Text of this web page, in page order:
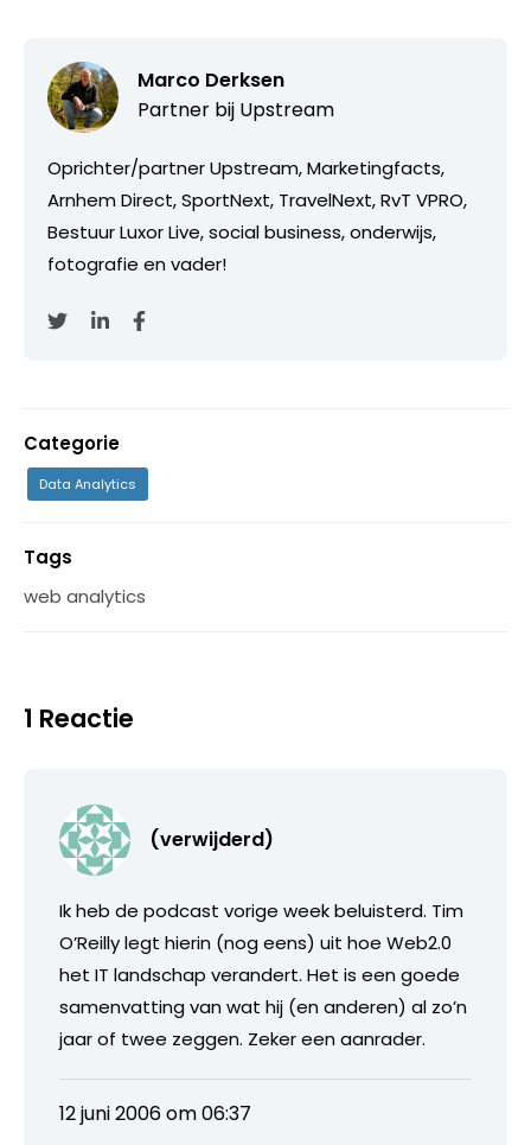
Marco Derksen
Partner bij Upstream
Oprichter/partner Upstream, Marketingfacts,
Arnhem Direct, SportNext, TravelNext, RvT VPRO,
Bestuur Luxor Live, social business, onderwijs,
fotografie en vader!
Categorie
Data Analytics
Tags
web analytics
1 Reactie
(verwijderd)
Ik heb de podcast vorige week beluisterd. Tim
O’Reilly legt hierin (nog eens) uit hoe Web2.0
het IT landschap verandert. Het is een goede
samenvatting van wat hij (en anderen) al zo’n
jaar of twee zeggen. Zeker een aanrader.
12 juni 2006 om 06:37